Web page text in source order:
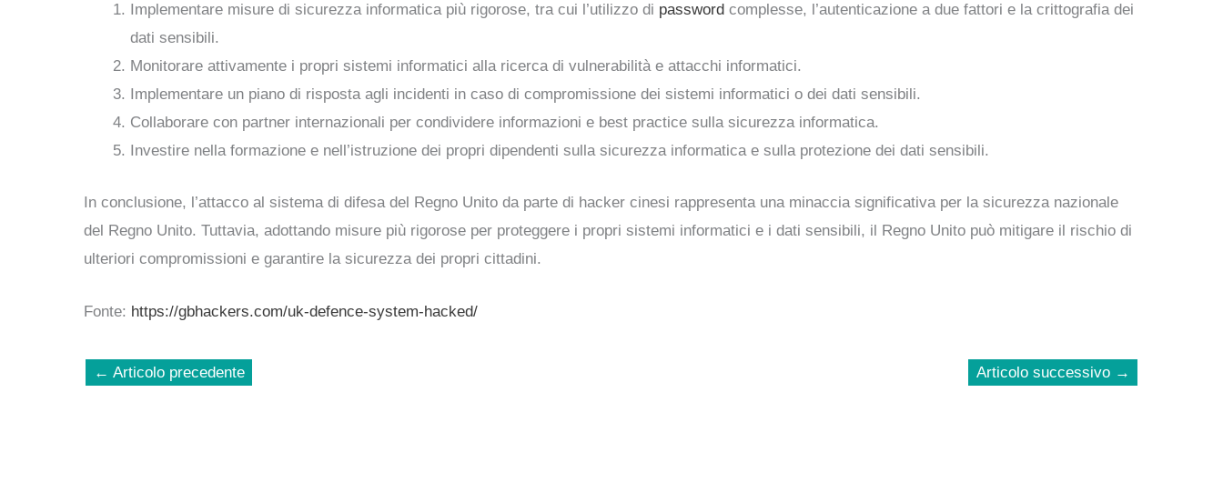
Implementare misure di sicurezza informatica più rigorose, tra cui l’utilizzo di password complesse, l’autenticazione a due fattori e la crittografia dei
dati sensibili.
Monitorare attivamente i propri sistemi informatici alla ricerca di vulnerabilità e attacchi informatici.
Implementare un piano di risposta agli incidenti in caso di compromissione dei sistemi informatici o dei dati sensibili.
Collaborare con partner internazionali per condividere informazioni e best practice sulla sicurezza informatica.
Investire nella formazione e nell’istruzione dei propri dipendenti sulla sicurezza informatica e sulla protezione dei dati sensibili.
In conclusione, l’attacco al sistema di difesa del Regno Unito da parte di hacker cinesi rappresenta una minaccia significativa per la sicurezza nazionale
del Regno Unito. Tuttavia, adottando misure più rigorose per proteggere i propri sistemi informatici e i dati sensibili, il Regno Unito può mitigare il rischio di
ulteriori compromissioni e garantire la sicurezza dei propri cittadini.
Fonte: https://gbhackers.com/uk-defence-system-hacked/
← Articolo precedente Articolo successivo →